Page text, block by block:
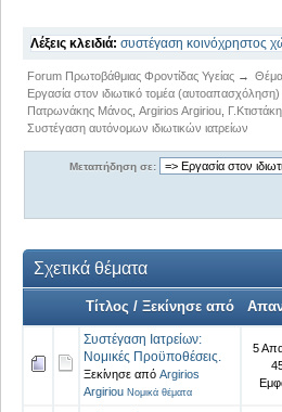
Λέξεις κλειδιά: συστέγαση κοινόχρηστος
Forum Πρωτοβάθμιας Φροντίδας Υγείας→
Εργασία στον ιδιωτικό τομέα (αυτοαπασχόληση)
Πατρωνάκης Μάνος, Argirios Argiriou,
Συστέγαση αυτόνομων ιδιωτικών ιατρείων
Μεταπήδηση σε:
Σχετικά θέματα
Τίτλος / Ξεκίνησε από
Συστέγαση Ιατρείων:
Νομικές Προϋποθέσεις.
Ξεκίνησε από Argirios
Argiriou Νομικά θέματα
5